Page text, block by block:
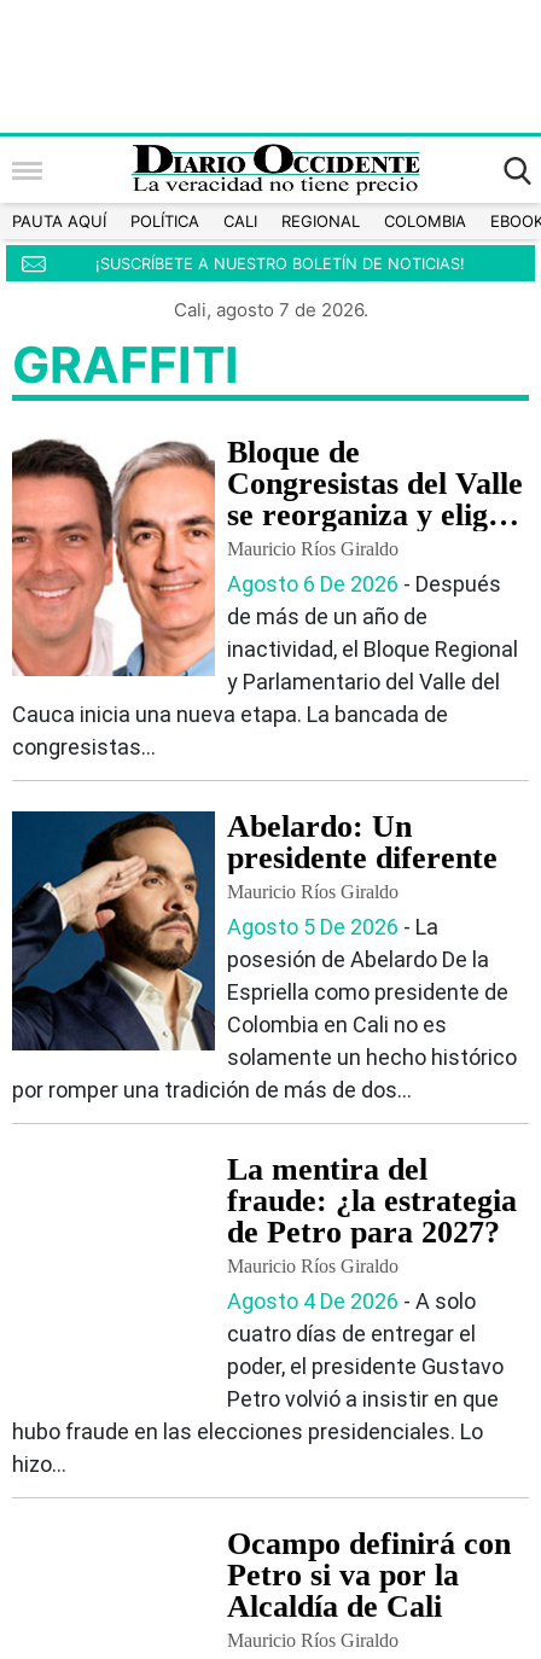
PAUTA AQUÍ POLÍTICA CALI REGIONAL COLOMBIA
¡SUSCRÍBETE A NUESTRO BOLETÍN DE NOTICIAS!
Cali, agosto 7 de 2026.
GRAFFITI
Bloque de
Congresistas del Valle
se reorganiza y elige a
Christian Garcés
como presidente
Mauricio Ríos Giraldo
Agosto 6 De 2026 ‐ Después
de más de un año de
inactividad, el Bloque Regional
y Parlamentario del Valle del
Cauca inicia una nueva etapa. La bancada de
congresistas...
Abelardo: Un
presidente diferente
Mauricio Ríos Giraldo
Agosto 5 De 2026 ‐ La
posesión de Abelardo De la
Espriella como presidente de
Colombia en Cali no es
solamente un hecho histórico
por romper una tradición de más de dos...
La mentira del
fraude: ¿la estrategia
de Petro para 2027?
Mauricio Ríos Giraldo
Agosto 4 De 2026 ‐ A solo
cuatro días de entregar el
poder, el presidente Gustavo
Petro volvió a insistir en que
hubo fraude en las elecciones presidenciales. Lo
hizo...
Ocampo definirá con
Petro si va por la
Alcaldía de Cali
Mauricio Ríos Giraldo